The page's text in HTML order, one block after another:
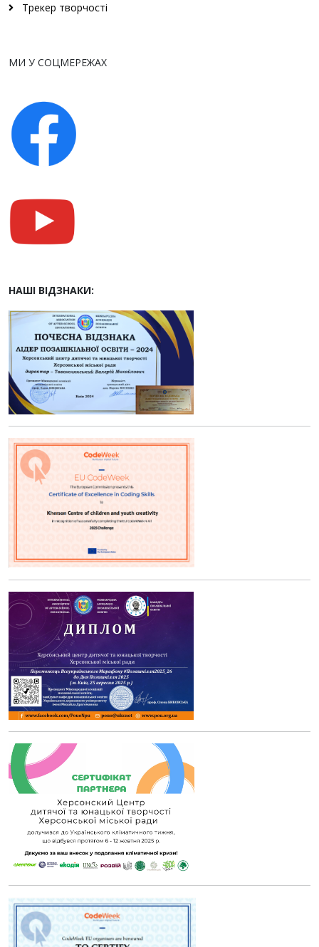
Трекер творчості
МИ У СОЦМЕРЕЖАХ
НАШІ ВІДЗНАКИ: